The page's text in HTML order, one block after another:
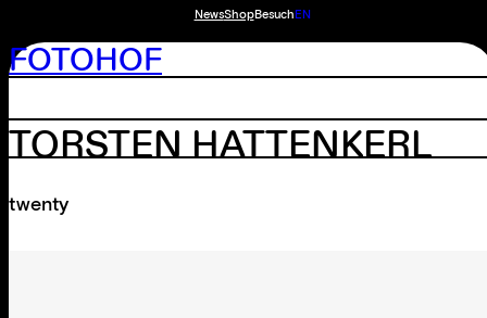
NewsShopBesuchEN
FOTOHOF
TORSTEN HATTENKERL
twenty